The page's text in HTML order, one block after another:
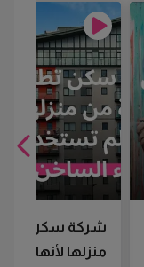
شركة سكن
منزلها لأنها لم